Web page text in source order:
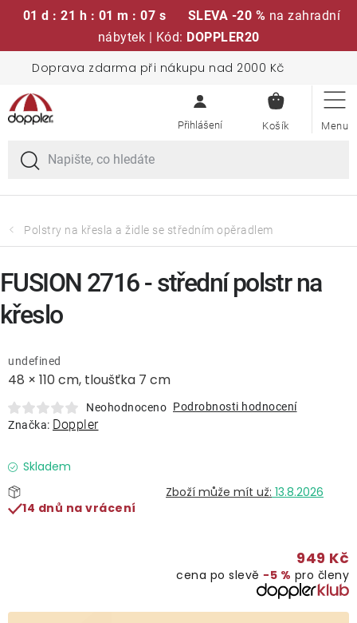
01 d : 21 h : 01 m : 07 s SLEVA -20 % na zahradní
nábytek | Kód: DOPPLER20
obsah
Doprava zdarma při nákupu nad 2000 Kč
KOŠÍK
Sedací soupravy
Slunečníky
Křesla a židle
Lavice a houpačky
Lehátka
Doplňky
Deštníky
Gastro produkty
Polstry na křesla a židle se středním opěradlem
48 × 110 cm, tloušťka 7 cm
undefined
Neohodnoceno Podrobnosti hodnocení
Značka: Doppler
Skladem
13.8.2026
14 dnů na vrácení
949 Kč
cena po slevě −5 % pro členy
FUSION 2716 - střední polstr na
křeslo